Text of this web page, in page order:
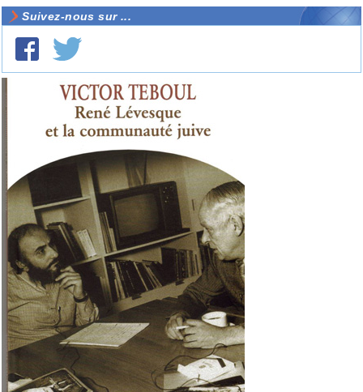
Suivez-nous sur ...